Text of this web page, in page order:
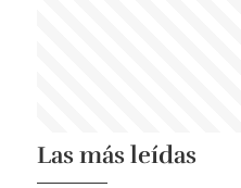
Las más leídas